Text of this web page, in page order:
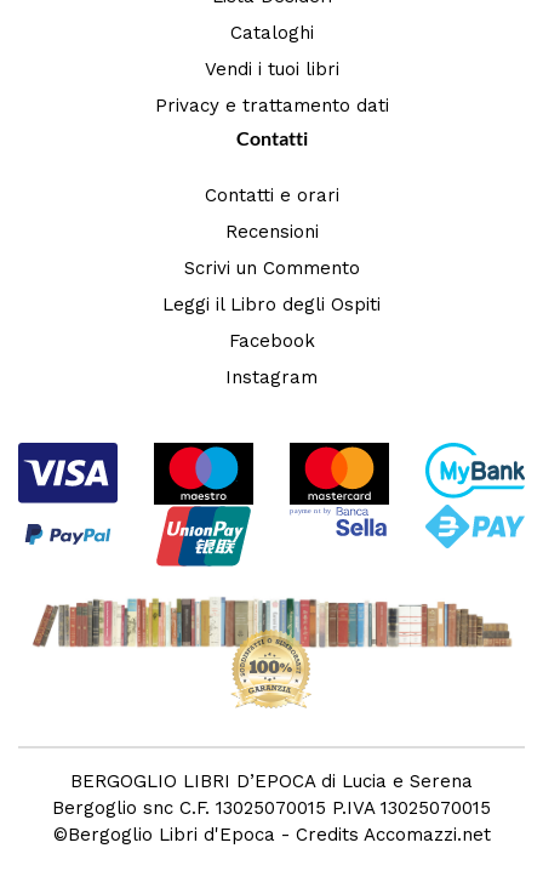
Cataloghi
Vendi i tuoi libri
Privacy e trattamento dati
Contatti
Contatti e orari
Recensioni
Scrivi un Commento
Leggi il Libro degli Ospiti
Facebook
Instagram
BERGOGLIO LIBRI D’EPOCA di Lucia e Serena
Bergoglio snc C.F. 13025070015 P.IVA 13025070015
©Bergoglio Libri d'Epoca - Credits Accomazzi.net